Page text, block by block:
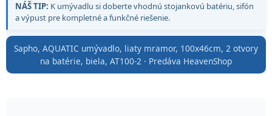
NÁŠ TIP: K umývadlu si doberte vhodnú stojankovú batériu, sifón
a výpust pre kompletné a funkčné riešenie.
Sapho, AQUATIC umývadlo, liaty mramor, 100x46cm, 2 otvory
na batérie, biela, AT100-2 · Predáva HeavenShop